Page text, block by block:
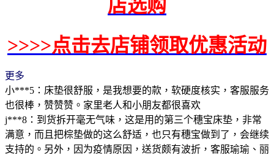
店选购
>>>>点击去店铺领取优惠活动
更多
小***5：床垫很舒服，是我想要的款，软硬度核实，客服服务
也很棒，赞赞赞。家里老人和小朋友都很喜欢
j***8：到货拆开毫无气味，这是用的第三个穗宝床垫，非常
满意，而且把棕垫做的这么舒适，也只有穗宝做到了，会继续
支持的。另外，因为疫情原因，送货颇有波折，客服瑜瑜、丽